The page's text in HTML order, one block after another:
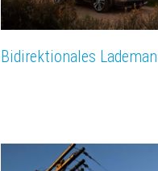
Bidirektionales